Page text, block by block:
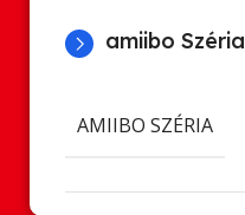
amiibo Széria
AMIIBO SZÉRIA